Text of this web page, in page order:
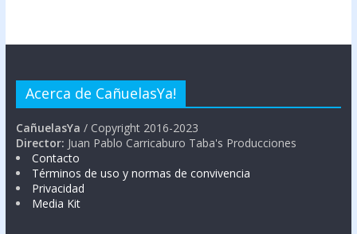
Acerca de CañuelasYa!
CañuelasYa / Copyright 2016-2023
Director: Juan Pablo Carricaburo Taba's Producciones
Contacto
Términos de uso y normas de convivencia
Privacidad
Media Kit